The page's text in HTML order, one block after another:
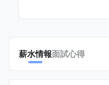
薪水情報面試心得